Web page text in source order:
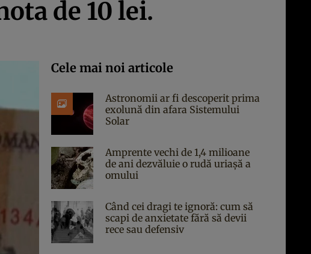
de 10 lei.
Cele mai noi articole
Astronomii ar fi descoperit prima
exolună din afara Sistemului
Solar
Amprente vechi de 1,4 milioane
de ani dezvăluie o rudă uriașă a
omului
Când cei dragi te ignoră: cum să
scapi de anxietate fără să devii
rece sau defensiv